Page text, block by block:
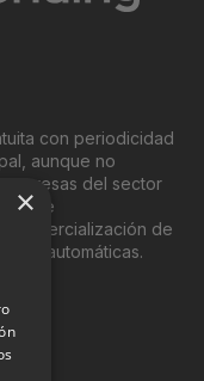
con periodicidad
aunque no
del sector
comercialización de
automáticas.
×